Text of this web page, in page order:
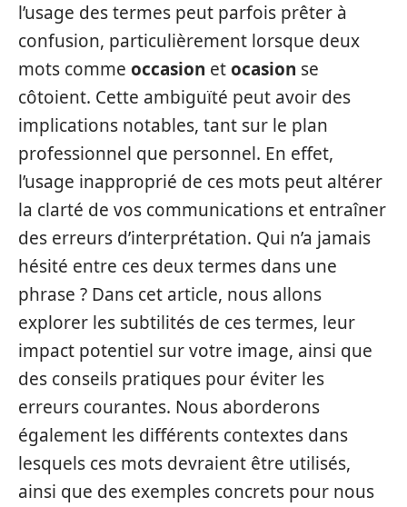
l’usage des termes peut parfois prêter à
confusion, particulièrement lorsque deux
mots comme occasion etocasion se
côtoient. Cette ambiguïté peut avoir des
implications notables, tant sur le plan
professionnel que personnel. En effet,
l’usage inapproprié de ces mots peut altérer
la clarté de vos communications et entraîner
des erreurs d’interprétation. Qui n’a jamais
hésité entre ces deux termes dans une
phrase ? Dans cet article, nous allons
explorer les subtilités de ces termes, leur
impact potentiel sur votre image, ainsi que
des conseils pratiques pour éviter les
erreurs courantes. Nous aborderons
également les différents contextes dans
lesquels ces mots devraient être utilisés,
ainsi que des exemples concrets pour nous